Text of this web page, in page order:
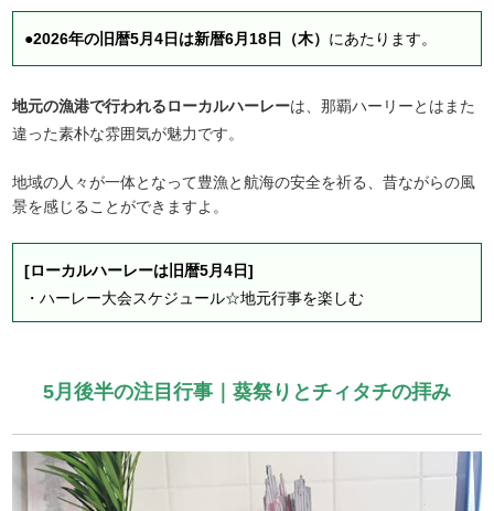
●2026年の旧暦5月4日は新暦6月18日（木） にあたります。
地元の漁港で行われるローカルハーレーは、那覇ハーリーとはまた
違った素朴な雰囲気が魅力です。
地域の人々が一体となって豊漁と航海の安全を祈る、昔ながらの風
景を感じることができますよ。
[ローカルハーレーは旧暦5月4日]
・ハーレー大会スケジュール☆地元行事を楽しむ
5月後半の注目行事｜葵祭りとチィタチの拝み